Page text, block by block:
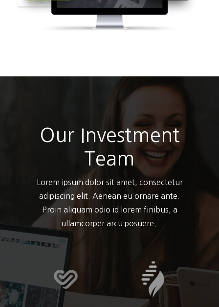
Our Investment
Team
Lorem ipsum dolor sit amet, consectetur
adipiscing elit. Aenean eu ornare ante.
Proin aliquam odio id lorem finibus, a
ullamcorper arcu posuere.